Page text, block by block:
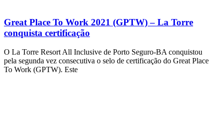
Great Place To Work 2021 (GPTW) – La Torre
conquista certificação
O La Torre Resort All Inclusive de Porto Seguro-BA conquistou
pela segunda vez consecutiva o selo de certificação do Great Place
To Work (GPTW). Este